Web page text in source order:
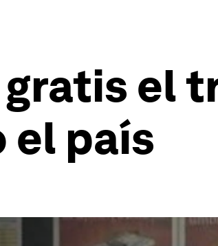
el
el país